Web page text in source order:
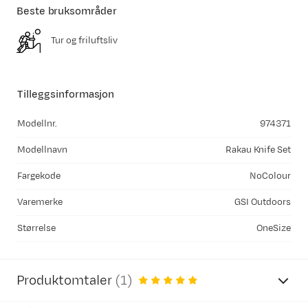
Tilleggsinformasjon
Modellnr. 974371
Modellnavn Rakau Knife Set
Fargekode NoColour
Varemerke GSI Outdoors
Størrelse OneSize
Beste bruksområder
Tur og friluftsliv
Produktomtaler (1)